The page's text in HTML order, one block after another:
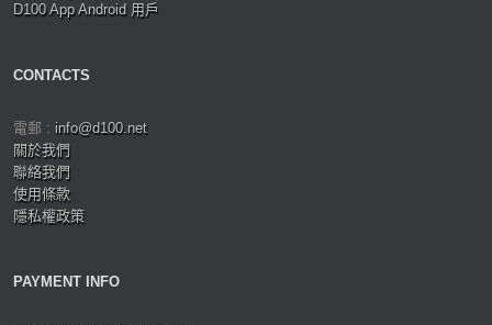
D100 App Android 用戶
CONTACTS
電郵 : info@d100.net
關於我們
聯絡我們
使用條款
隱私權政策
PAYMENT INFO